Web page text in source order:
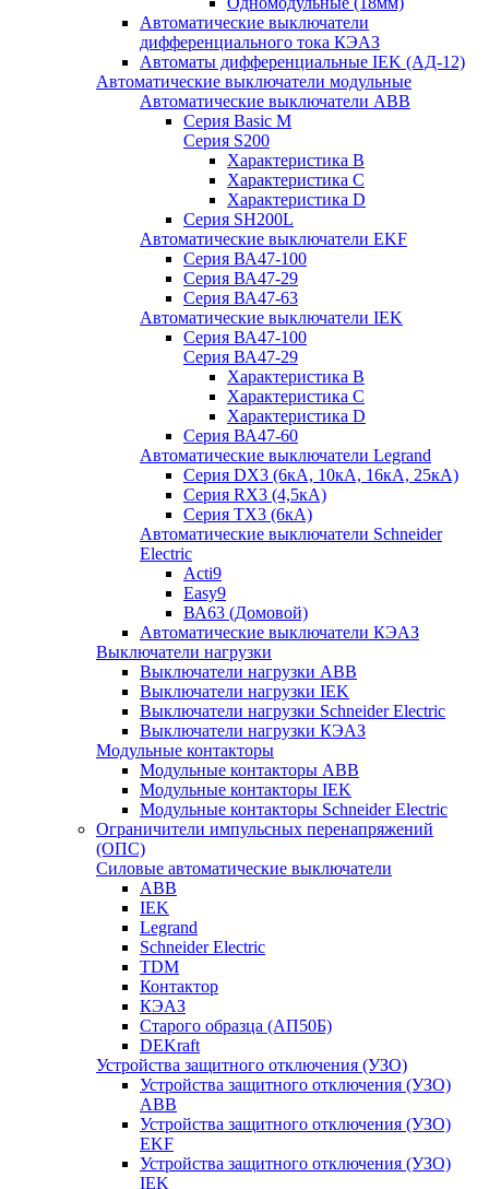
Автоматические выключатели
дифференциального тока КЭАЗ
Автоматы дифференциальные IEK (АД-12)
Автоматические выключатели модульные
Автоматические выключатели ABB
Серия Basic M
Серия S200
Характеристика B
Характеристика C
Характеристика D
Серия SH200L
Автоматические выключатели EKF
Серия ВА47-100
Серия ВА47-29
Серия ВА47-63
Автоматические выключатели IEK
Серия ВА47-100
Серия ВА47-29
Характеристика B
Характеристика C
Характеристика D
Серия ВА47-60
Автоматические выключатели Legrand
Серия DX3 (6кА, 10кА, 16кА, 25кА)
Серия RX3 (4,5кА)
Серия TX3 (6кА)
Автоматические выключатели Schneider
Electric
Acti9
Easy9
ВА63 (Домовой)
Автоматические выключатели КЭАЗ
Выключатели нагрузки
Выключатели нагрузки ABB
Выключатели нагрузки IEK
Выключатели нагрузки Schneider Electric
Выключатели нагрузки КЭАЗ
Модульные контакторы
Модульные контакторы ABB
Модульные контакторы IEK
Модульные контакторы Schneider Electric
Ограничители импульсных перенапряжений
(ОПС)
Силовые автоматические выключатели
ABB
IEK
Legrand
Schneider Electric
TDM
Контактор
КЭАЗ
Старого образца (АП50Б)
DEKraft
Устройства защитного отключения (УЗО)
Устройства защитного отключения (УЗО)
ABB
Устройства защитного отключения (УЗО)
EKF
Устройства защитного отключения (УЗО)
IEK